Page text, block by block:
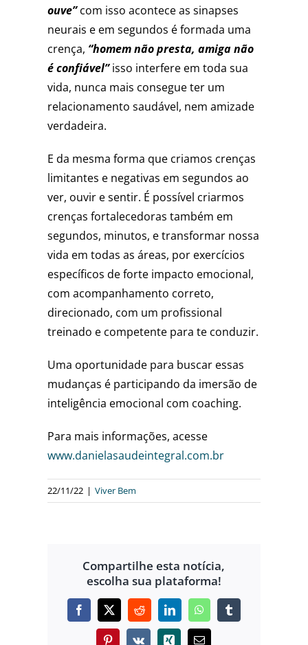
ouve”com isso acontece as sinapses
neurais e em segundos é formada uma
crença, “homem não presta, amiga não
é confiável”isso interfere em toda sua
vida, nunca mais consegue ter um
relacionamento saudável, nem amizade
verdadeira.
E da mesma forma que criamos crenças
limitantes e negativas em segundos ao
ver, ouvir e sentir. É possível criarmos
crenças fortalecedoras também em
segundos, minutos, e transformar nossa
vida em todas as áreas, por exercícios
específicos de forte impacto emocional,
com acompanhamento correto,
direcionado, com um profissional
treinado e competente para te conduzir.
Uma oportunidade para buscar essas
mudanças é participando da imersão de
inteligência emocional com coaching.
Para mais informações, acesse
www.danielasaudeintegral.com.br
22/11/22 | Viver Bem
Compartilhe esta notícia,
escolha sua plataforma!
Facebook
X RedditLinkedInWhatsAppTumblr